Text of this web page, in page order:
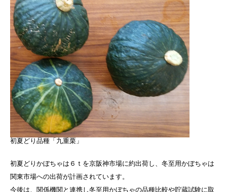
初夏どり品種「九重栗」
初夏どりかぼちゃは６ｔを京阪神市場に約出荷し、冬至用かぼちゃは
関東市場への出荷が計画されています。
今後は、関係機関と連携し冬至用かぼちゃの品種比較や貯蔵試験に取